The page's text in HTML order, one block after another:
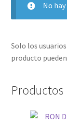
No
Solo los
producto